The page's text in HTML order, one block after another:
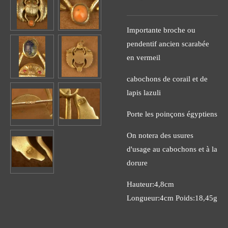
Importante broche ou
pendentif ancien scarabée
en vermeil
cabochons de corail et de
lapis lazuli
Porte les poinçons égyptiens
On notera des usures
d'usage au cabochons et à la
dorure
Hauteur:4,8cm
Longueur:4cm Poids:18,45g